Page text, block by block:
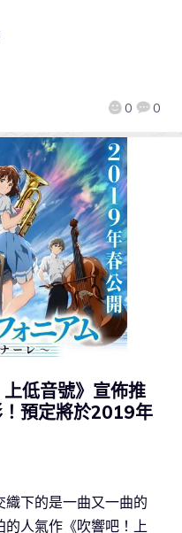
0 0
上低音號》宣佈推
預定將於2019年
下的是一曲又一曲的
人氣作《吹響吧！上